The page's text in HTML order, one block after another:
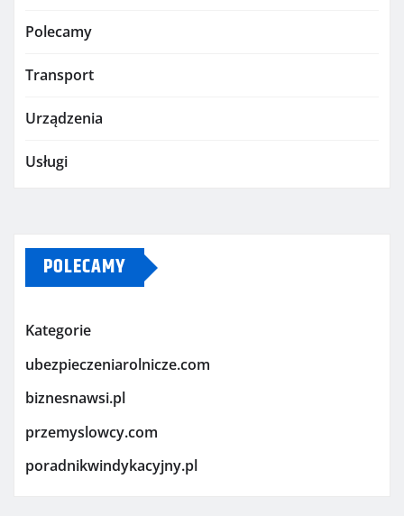
Polecamy
Transport
Urządzenia
Usługi
POLECAMY
Kategorie
ubezpieczeniarolnicze.com
biznesnawsi.pl
przemyslowcy.com
poradnikwindykacyjny.pl